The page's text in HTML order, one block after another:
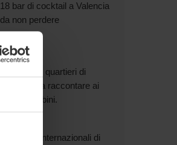
18 bar di cocktail a Valencia
da non perdere
6 storie sui quartieri di
València da raccontare ai
vostri bambini.
Ristoranti internazionali di